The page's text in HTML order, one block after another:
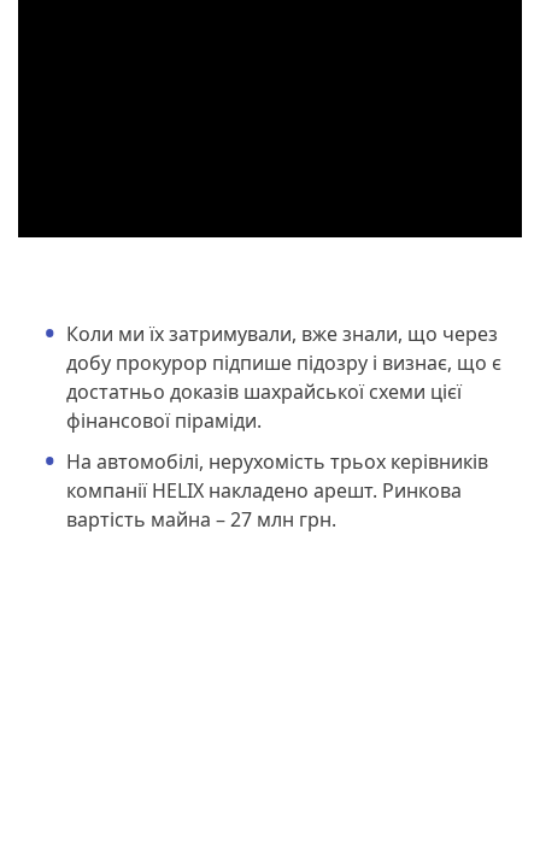
Коли ми їх затримували, вже знали, що через
добу прокурор підпише підозру і визнає, що є
достатньо доказів шахрайської схеми цієї
фінансової піраміди.
На автомобілі, нерухомість трьох керівників
компанії HELIX накладено арешт. Ринкова
вартість майна – 27 млн грн.